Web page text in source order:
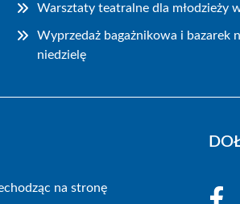
Warsztaty teatralne dla młodzieży
Wyprzedaż bagażnikowa i bazarek
niedzielę
na stronę